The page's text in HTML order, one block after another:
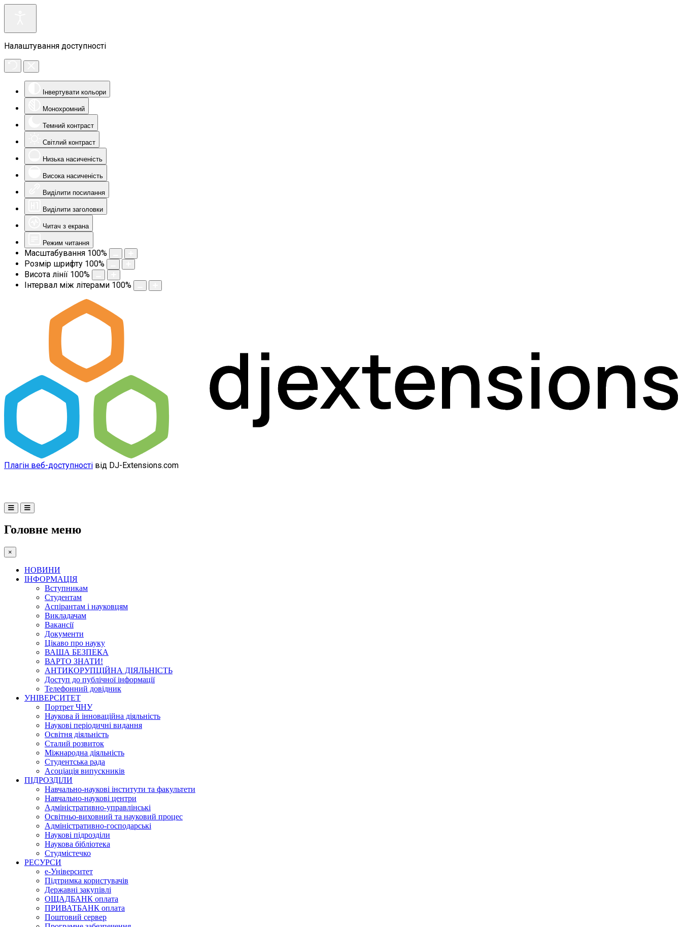
Налаштування доступності
Інвертувати кольори
Монохромний
Темний контраст
Світлий контраст
Низька насиченість
Висока насиченість
Виділити посилання
Виділити заголовки
Читач з екрана
Режим читання
Масштабування 100%
Розмір шрифту 100%
Висота лінії 100%
Інтервал між літерами 100%
Плагін веб-доступності від DJ-Extensions.com
Головне меню
×
НОВИНИ
ІНФОРМАЦІЯ
Вступникам
Студентам
Аспірантам і науковцям
Викладачам
Вакансії
Документи
Цікаво про науку
ВАША БЕЗПЕКА
ВАРТО ЗНАТИ!
АНТИКОРУПЦІЙНА ДІЯЛЬНІСТЬ
Доступ до публічної інформації
Телефонний довідник
УНІВЕРСИТЕТ
Портрет ЧНУ
Наукова й інноваційна діяльність
Наукові періодичні видання
Освітня діяльність
Сталий розвиток
Міжнародна діяльність
Студентська рада
Асоціація випускників
ПІДРОЗДІЛИ
Навчально-наукові інститути та факультети
Навчально-наукові центри
Адміністративно-управлінські
Освітньо-виховний та науковий процес
Адміністративно-господарські
Наукові підрозділи
Наукова бібліотека
Студмістечко
РЕСУРСИ
е-Університет
Підтримка користувачів
Державні закупівлі
ОЩАДБАНК оплата
ПРИВАТБАНК оплата
Поштовий сервер